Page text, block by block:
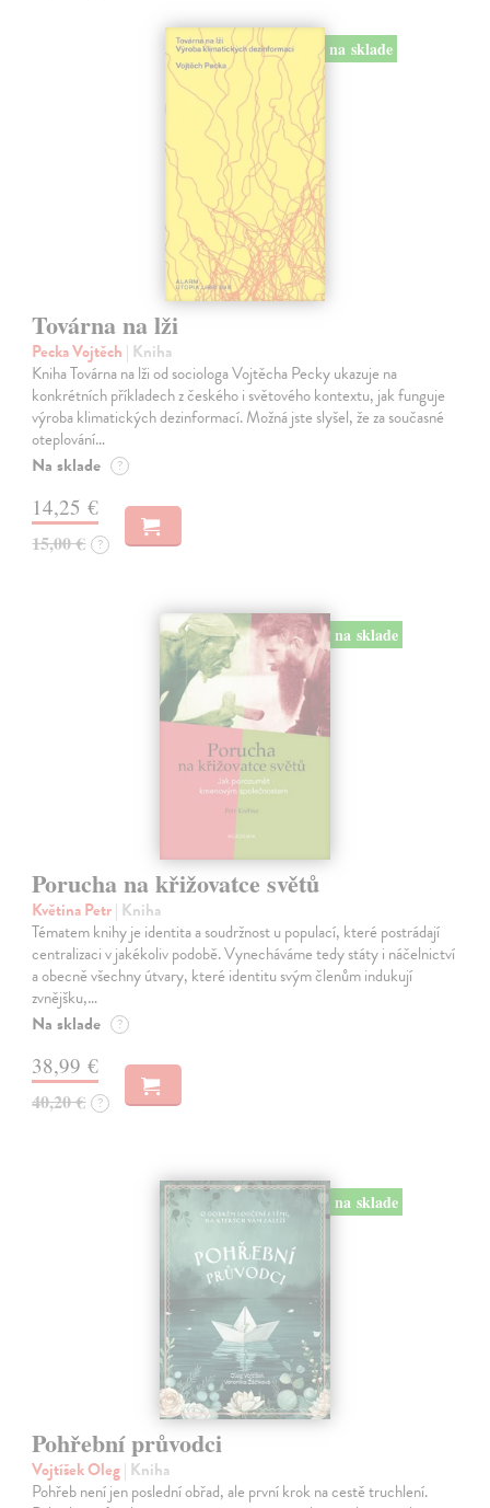
na sklade
Továrna na lži
Pecka Vojtěch | Kniha
Kniha Továrna na lži od sociologa Vojtěcha Pecky ukazuje na
konkrétních příkladech z českého i světového kontextu, jak funguje
výroba klimatických dezinformací. Možná jste slyšel, že za současné
oteplování…
Na sklade ?
14,25 €
15,00 € ?
na sklade
Porucha na křižovatce světů
Květina Petr| Kniha
Tématem knihy je identita a soudržnost u populací, které postrádají
centralizaci v jakékoliv podobě. Vynecháváme tedy státy i náčelnictví
a obecně všechny útvary, které identitu svým členům indukují
zvnějšku,…
Na sklade ?
38,99 €
40,20 € ?
na sklade
Pohřební průvodci
Vojtíšek Oleg| Kniha
Pohřeb není jen poslední obřad, ale první krok na cestě truchlení.